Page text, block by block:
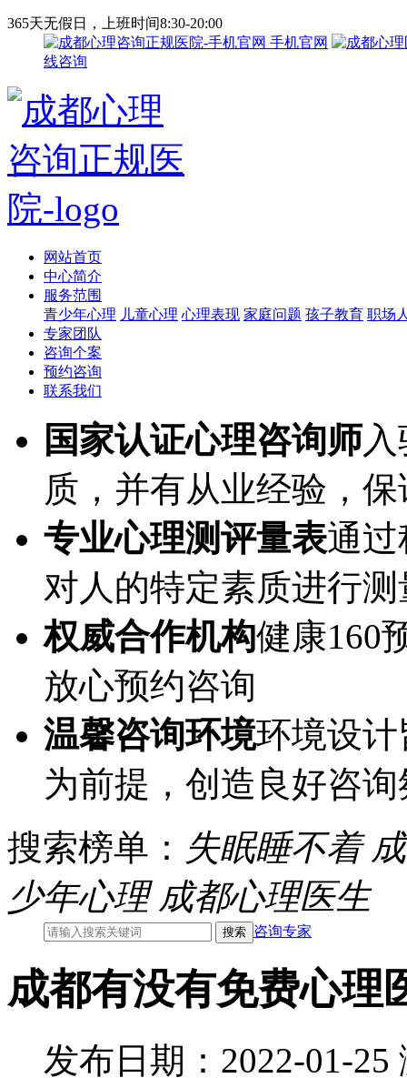
365天无假日，上班时间8:30-20:00
手机官网
线咨询
网站首页
中心简介
服务范围
青少年心理 儿童心理 心理表现 家庭问题 孩子教育 职场
专家团队
咨询个案
预约咨询
联系我们
国家认证心理咨询师
质，并有从业经验，
专业心理测评量表通
对人的特定素质进行
权威合作机构健康160
放心预约咨询
温馨咨询环境环境设
为前提，创造良好咨
搜索榜单： 失眠睡不着
少年心理 成都心理医生
咨询专家
成都有没有免费心理
发布日期：2022-01-25